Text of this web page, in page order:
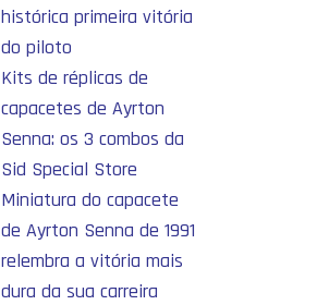
histórica primeira vitória
do piloto
Kits de réplicas de
capacetes de Ayrton
Senna: os 3 combos da
Sid Special Store
Miniatura do capacete
de Ayrton Senna de 1991
relembra a vitória mais
dura da sua carreira